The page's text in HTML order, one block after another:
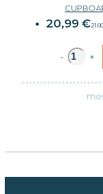
20,99 €
- +